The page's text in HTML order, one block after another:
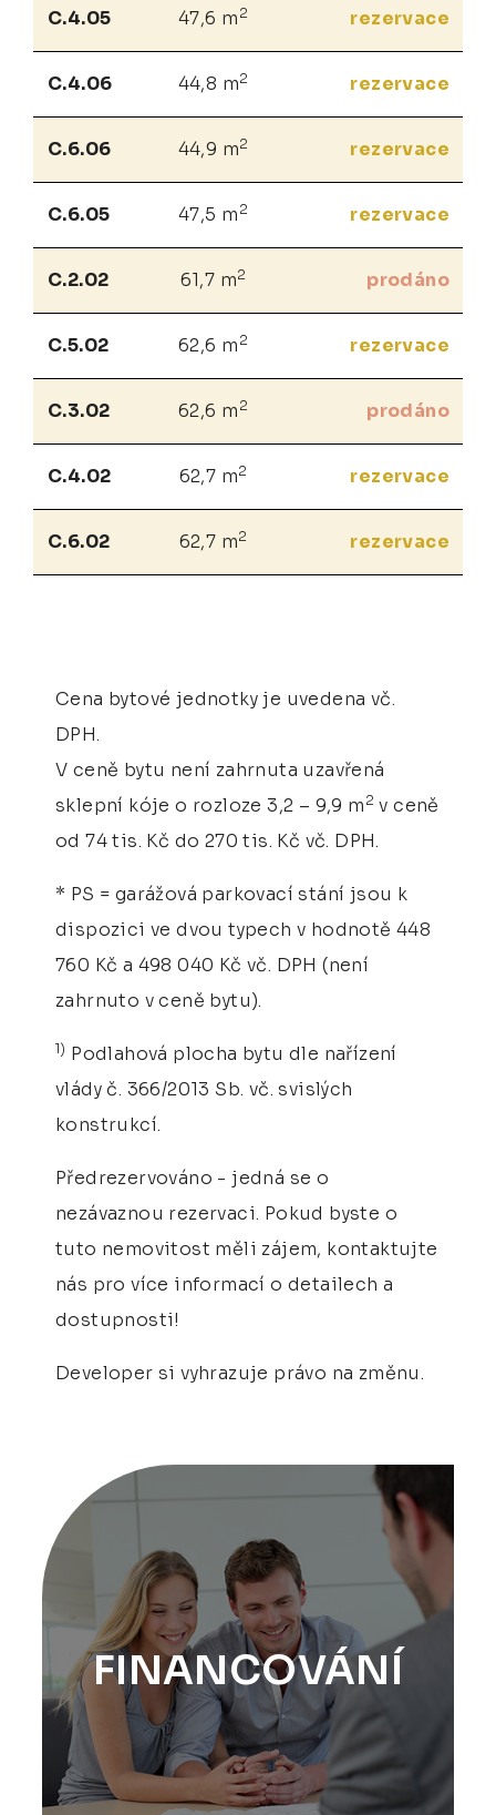
C.4.05 47,6 m 2 rezervace
C.4.06 44,8 m2 rezervace
C.6.06 44,9 m2 rezervace
C.6.05 47,5 m 2 rezervace
C.2.02 61,7 m2 prodáno
C.5.02 62,6 m 2 rezervace
C.3.02 62,6 m 2 prodáno
C.4.02 62,7 m2 rezervace
C.6.02 62,7 m2 rezervace
Cena bytové jednotky je uvedena vč.
DPH.
V ceně bytu není zahrnuta uzavřená
sklepní kóje o rozloze 3,2 – 9,9 m 2 v ceně
od 74 tis. Kč do 270 tis. Kč vč. DPH.
* PS = garážová parkovací stání jsou k
dispozici ve dvou typech v hodnotě 448
760 Kč a 498 040 Kč vč. DPH (není
zahrnuto v ceně bytu).
1) Podlahová plocha bytu dle nařízení
vlády č. 366/2013 Sb. vč. svislých
konstrukcí.
Předrezervováno - jedná se o
nezávaznou rezervaci. Pokud byste o
tuto nemovitost měli zájem, kontaktujte
nás pro více informací o detailech a
dostupnosti!
Developer si vyhrazuje právo na změnu.
FINANCOVÁNÍ